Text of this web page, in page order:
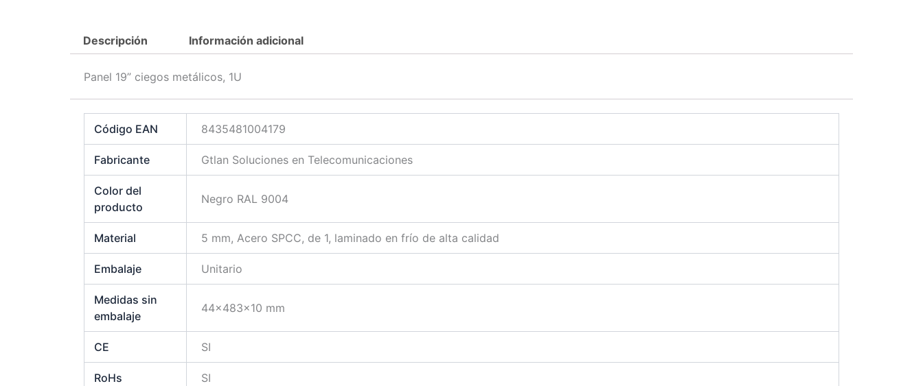
Descripción Información adicional
Panel 19” ciegos metálicos, 1U
Código EAN 8435481004179
Fabricante Gtlan Soluciones en Telecomunicaciones
Color del
producto
Negro RAL 9004
Material 5 mm, Acero SPCC, de 1, laminado en frío de alta calidad
Embalaje Unitario
Medidas sin
embalaje
44x483x10 mm
CE SI
RoHs SI